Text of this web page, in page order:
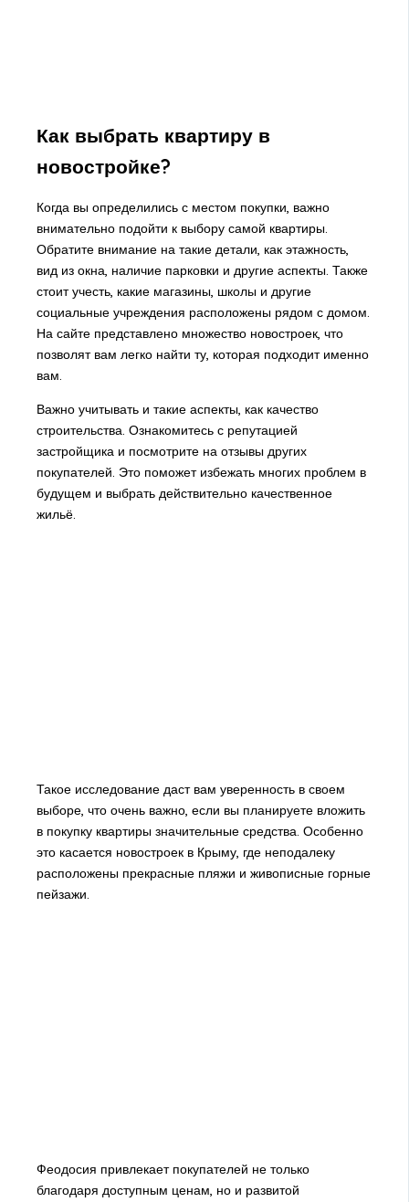
Как выбрать квартиру в
новостройке?
Когда вы определились с местом покупки, важно
внимательно подойти к выбору самой квартиры.
Обратите внимание на такие детали, как этажность,
вид из окна, наличие парковки и другие аспекты. Также
стоит учесть, какие магазины, школы и другие
социальные учреждения расположены рядом с домом.
На сайте представлено множество новостроек, что
позволят вам легко найти ту, которая подходит именно
вам.
Важно учитывать и такие аспекты, как качество
строительства. Ознакомитесь с репутацией
застройщика и посмотрите на отзывы других
покупателей. Это поможет избежать многих проблем в
будущем и выбрать действительно качественное
жильё.
Такое исследование даст вам уверенность в своем
выборе, что очень важно, если вы планируете вложить
в покупку квартиры значительные средства. Особенно
это касается новостроек в Крыму, где неподалеку
расположены прекрасные пляжи и живописные горные
пейзажи.
Феодосия привлекает покупателей не только
благодаря доступным ценам, но и развитой